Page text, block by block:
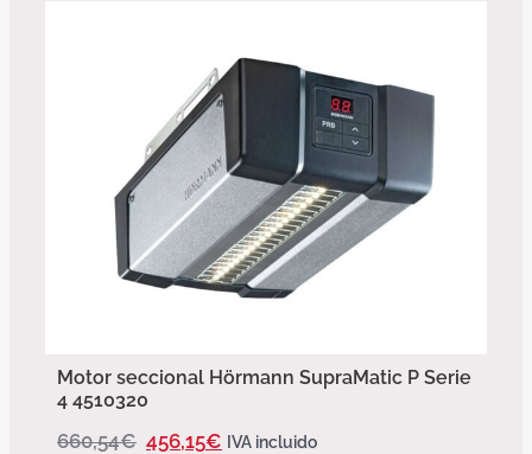
Motor seccional Hörmann SupraMatic P Serie
4 4510320
660,54€ 456,15€ IVA incluido